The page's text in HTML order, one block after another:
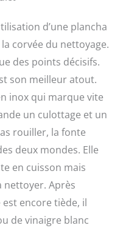
d’une plancha
corvée du nettoyage.
des points décisifs.
son meilleur atout.
inox qui marque vite
un culottage et un
rouiller, la fonte
deux mondes. Elle
en cuisson mais
nettoyer. Après
encore tiède, il
de vinaigre blanc